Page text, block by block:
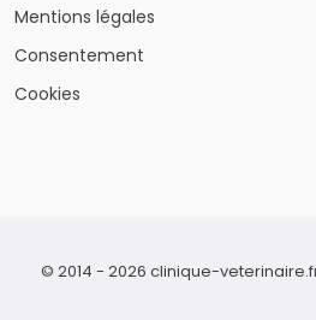
Mentions légales
Consentement
Cookies
© 2014 - 2026 clinique-